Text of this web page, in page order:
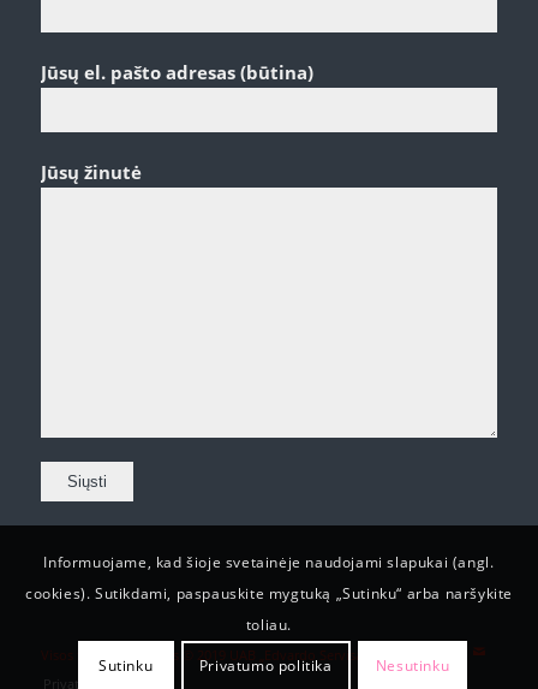
Jūsų el. pašto adresas (būtina)
Jūsų žinutė
Visos teisės saugomos © 2019 UAB „Edvardo Servisas“
Privatumo politika
Informuojame, kad šioje svetainėje naudojami slapukai (angl.
cookies). Sutikdami, paspauskite mygtuką „Sutinku“ arba naršykite
toliau.
Sutinku Privatumo politika Nesutinku